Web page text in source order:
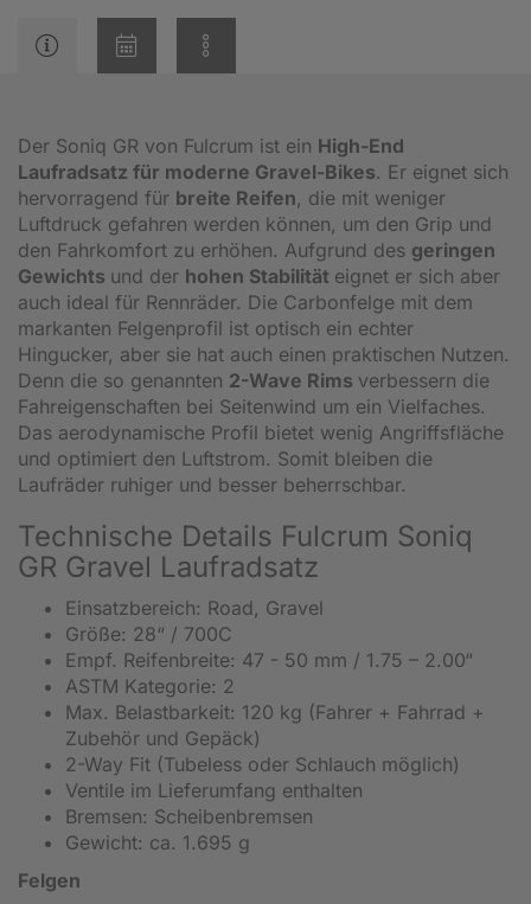
Der Soniq GR von Fulcrum ist ein High-End
Laufradsatz für moderne Gravel-Bikes. Er eignet sich
hervorragend für breite Reifen, die mit weniger
Luftdruck gefahren werden können, um den Grip und
den Fahrkomfort zu erhöhen. Aufgrund des geringen
Gewichts und der hohen Stabilität eignet er sich aber
auch ideal für Rennräder. Die Carbonfelge mit dem
markanten Felgenprofil ist optisch ein echter
Hingucker, aber sie hat auch einen praktischen Nutzen.
Denn die so genannten 2-Wave Rims verbessern die
Fahreigenschaften bei Seitenwind um ein Vielfaches.
Das aerodynamische Profil bietet wenig Angriffsfläche
und optimiert den Luftstrom. Somit bleiben die
Laufräder ruhiger und besser beherrschbar.
Technische Details Fulcrum Soniq
GR Gravel Laufradsatz
Einsatzbereich: Road, Gravel
Größe: 28“ / 700C
Empf. Reifenbreite: 47 - 50 mm / 1.75 – 2.00“
ASTM Kategorie: 2
Max. Belastbarkeit: 120 kg (Fahrer + Fahrrad +
Zubehör und Gepäck)
2-Way Fit (Tubeless oder Schlauch möglich)
Ventile im Lieferumfang enthalten
Bremsen: Scheibenbremsen
Gewicht: ca. 1.695 g
Felgen